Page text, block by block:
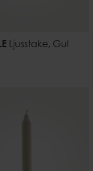
Ljusstake, Gul